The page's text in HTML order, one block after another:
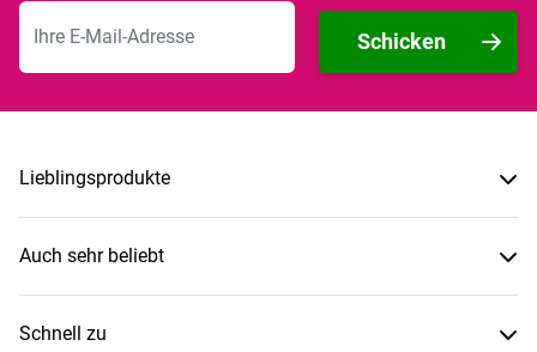
E-Mailadresse
Schicken
Lieblingsprodukte
Auch sehr beliebt
Schnell zu